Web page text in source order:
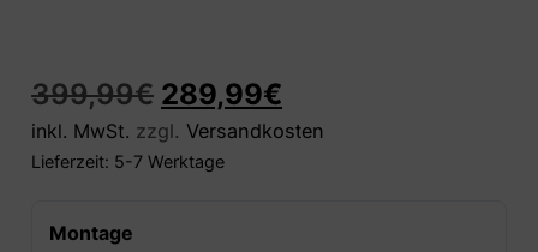
399,99€ 289,99€
inkl. MwSt. zzgl. Versandkosten
Lieferzeit: 5-7 Werktage
Montage